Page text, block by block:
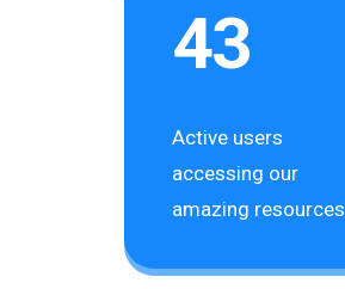
43
Active users
accessing our
amazing resources